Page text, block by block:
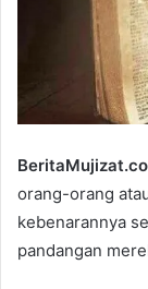
i
orang-orang
kebenarannya
pandangan